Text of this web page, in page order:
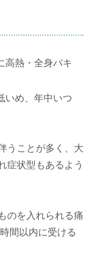
高熱・全身バキ
いめ、年中いつ
うことが多く、大
症状型もあるよう
のを入れられる痛
間以内に受ける